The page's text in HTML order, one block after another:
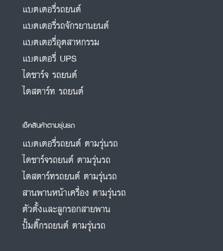
แบตเตอรี่รถยนต์
แบตเตอรี่รถจักรยานยนต์
แบตเตอรี่อุตสาหกรรม
แบตเตอรี่ UPS
ไดชาร์จ รถยนต์
ไดสตาร์ท รถยนต์
เช็คสินค้าตามรุ่นรถ
แบตเตอรี่รถยนต์ ตามรุ่นรถ
ไดชาร์จรถยนต์ ตามรุ่นรถ
ไดสตาร์ทรถยนต์ ตามรุ่นรถ
สานพานหน้าเครื่อง ตามรุ่นรถ
ตัวตั้งและลูกรอกสายพาน
ปั้มติ๊กรถยนต์ ตามรุ่นรถ